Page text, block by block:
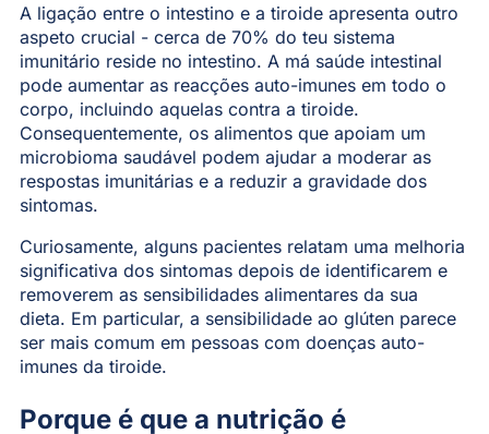
A ligação entre o intestino e a tiroide apresenta outro
aspeto crucial - cerca de 70% do teu sistema
imunitário reside no intestino. A má saúde intestinal
pode aumentar as reacções auto-imunes em todo o
corpo, incluindo aquelas contra a tiroide.
Consequentemente, os alimentos que apoiam um
microbioma saudável podem ajudar a moderar as
respostas imunitárias e a reduzir a gravidade dos
sintomas.
Curiosamente, alguns pacientes relatam uma melhoria
significativa dos sintomas depois de identificarem e
removerem as sensibilidades alimentares da sua
dieta. Em particular, a sensibilidade ao glúten parece
ser mais comum em pessoas com doenças auto-
imunes da tiroide.
Porque é que a nutrição é